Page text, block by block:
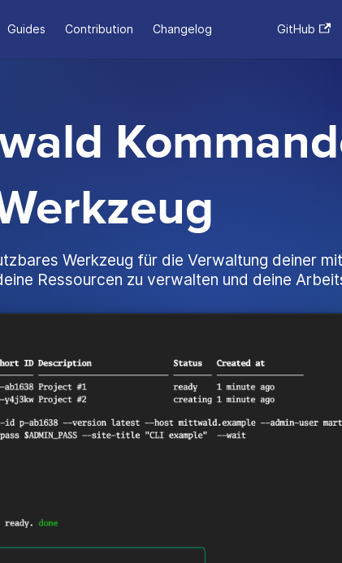
Guides Contribution Changelog GitHub
Werkzeug für die Verwaltung deiner
Ressourcen zu verwalten und deine